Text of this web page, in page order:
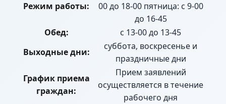
Режим работы:
00 до 18-00 пятница: с 9-00
до 16-45
Обед:
с 13-00 до 13-45
Выходные дни:
суббота, воскресенье и
праздничные дни
График приема
граждан:
Прием заявлений
осуществляется в течение
рабочего дня